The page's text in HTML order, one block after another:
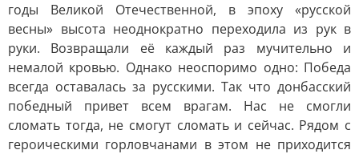
годы Великой Отечественной, в эпоху «русской
весны» высота неоднократно переходила из рук в
руки. Возвращали её каждый раз мучительно и
немалой кровью. Однако неоспоримо одно: Победа
всегда оставалась за русскими. Так что донбасский
победный привет всем врагам. Нас не смогли
сломать тогда, не смогут сломать и сейчас. Рядом с
героическими горловчанами в этом не приходится